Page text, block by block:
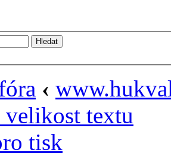
‹
textu
tisk